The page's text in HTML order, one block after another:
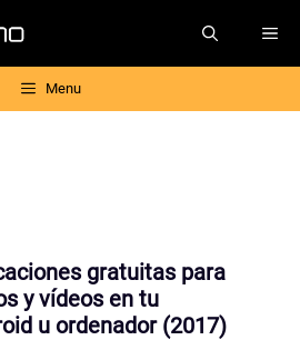
Menu
gratuitas para
y vídeos en tu
u ordenador (2017)